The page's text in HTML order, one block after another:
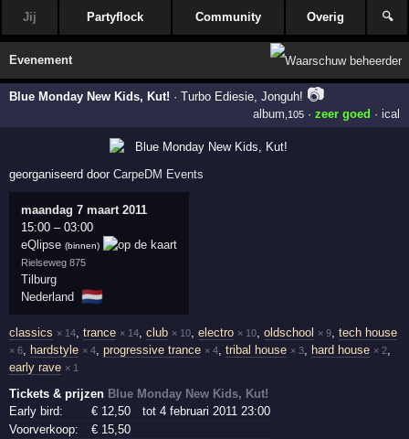
Jij Partyflock Community Overig 🔍
Evenement
Blue Monday New Kids, Kut! ·Turbo Ediesie, Jonguh! 📷
album ,105· zeer goed · ical
georganiseerd doorCarpeDM Events
maandag 7 maart 2011
15:00 –03:00
eQlipse (binnen)
Rielseweg 875
Tilburg
Nederland
🇳🇱
classics × 14,trance × 14,club × 10,electro × 10,oldschool × 9,tech house
× 6, hardstyle × 4,progressive trance × 4,tribal house × 3, hard house × 2,
early rave × 1
Tickets & prijzen Blue Monday New Kids, Kut!
Early bird:
€ 12,50
tot 4 februari 2011 23:00
Voorverkoop:
€ 15,50